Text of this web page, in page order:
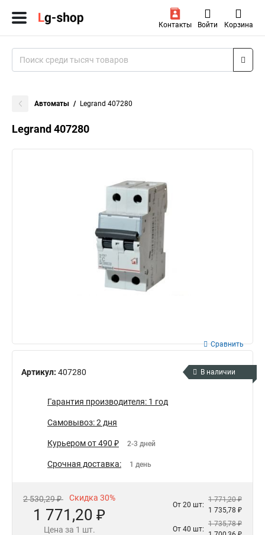
Контакты Войти Корзина
Автоматы Legrand 407280
Legrand 407280
Артикул: 407280
Сравнить
В наличии
Гарантия производителя: 1 год
Самовывоз: 2 дня
Курьером от 490 ₽ 2-3 дней
Срочная доставка: 1 день
2 530,29 ₽ Скидка 30%
1 771,20 ₽
Цена за 1 шт.
От 20 шт:
1 771,20 ₽
1 735,78 ₽
От 40 шт:
1 735,78 ₽